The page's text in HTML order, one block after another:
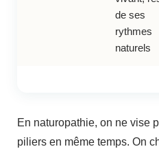
de ses
rythmes
naturels
En naturopathie, on ne vise
piliers en même temps. On